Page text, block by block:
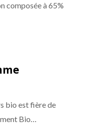
composée à 65%
bio est fière de
Bio…